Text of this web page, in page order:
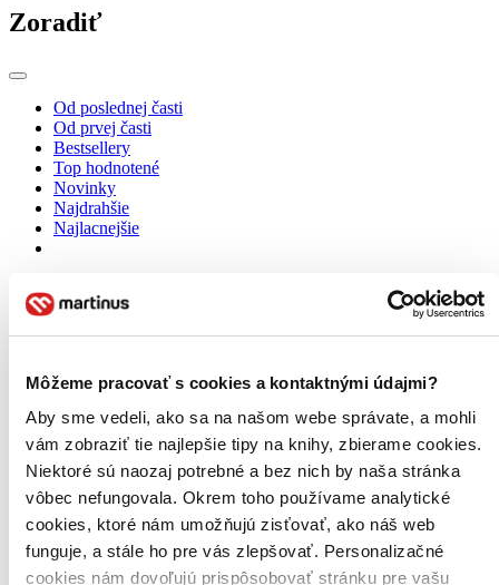
Môžeme pracovať s cookies a kontaktnými údajmi?
Aby sme vedeli, ako sa na našom webe správate, a mohli
vám zobraziť tie najlepšie tipy na knihy, zbierame cookies.
Niektoré sú naozaj potrebné a bez nich by naša stránka
vôbec nefungovala. Okrem toho používame analytické
cookies, ktoré nám umožňujú zisťovať, ako náš web
funguje, a stále ho pre vás zlepšovať. Personalizačné
cookies nám dovoľujú prispôsobovať stránku pre vašu
Zoradiť
Od poslednej časti
Od prvej časti
Bestsellery
Top hodnotené
Novinky
Najdrahšie
Najlacnejšie